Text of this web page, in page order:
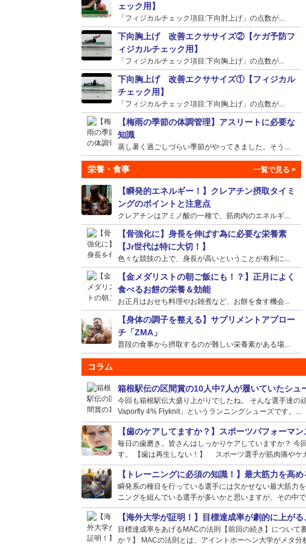
ェック用】
「フィジカルチェック項目:下向肘上げ」の点数が...
下向胸上げ 改善エクササイズ②【ケガ予防フ
ィジカルチェック用】
「フィジカルチェック項目:下向胸上げ」の点数が...
下向胸上げ 改善エクササイズ①【フィジカル
チェック用】
「フィジカルチェック項目:下向胸上げ」の点数が...
【梅雨の季節の体調管理】アスリートに必要な
知識
蒸し暑く過ごしづらい季節がやってきました。そう...
栄養・食事
【瞬発的エネルギー！】クレアチン摂取タイミ
ングのポイントと注意点
クレアチンはアミノ酸の一種で、筋肉内のエネルギ...
【骨強化に】身長を伸ばす為に必要な栄養素
【Jr世代は特に大切！】
色々な競技の上で、身長が高いということが有利に...
【金メダリストの朝ご飯にも！？】正月によく
食べるお餅の栄養＆効能
お正月はおせち料理やお雑煮など、お餅を食す機会...
【身体の調子を整える】サプリメントアプロー
チ「ZMA」
普段の食事から摂取するのが難しい栄養素がある場...
コラム
箱根駅伝の区間賞の10人中7人が履いていたシュ
今回も箱根駅伝大盛り上がりでしたね。 そんな選手達
Vaporfly 4% Flyknit」というランニングシューズです。...
【歯のケアしてますか？】スポーツパフォーマ
毎日の歯磨き。皆さんはしっかりケアしていますか？ 今
す。 【歯は再生しない！】 スポーツ選手が筋肉痛やケ
【トレーニングに必須の知識！】最大筋力を高
瞬発系の種目を行っている選手には欠かせない最大筋力
ニングを組んでいる選手が多いかと思いますが、その中
【海外大学が証明！】目標達成率が劇的に上が
目標達成率をあげるMACの法則【前回の続き】につい
か？】 MACの法則とは、アイントホーヘン大学がメタ分